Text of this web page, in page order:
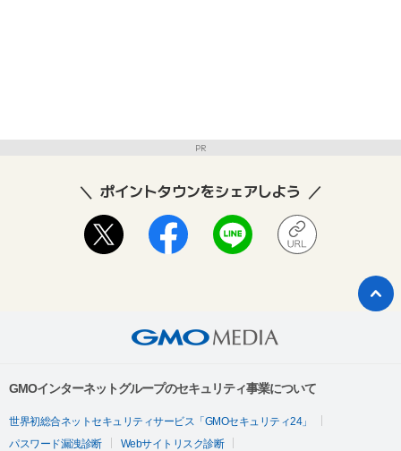
PR
ポイントタウンをシェアしよう
GMOインターネットグループのセキュリティ事業について
世界初総合ネットセキュリティサービス「GMOセキュリティ24」
パスワード漏洩診断
Webサイトリスク診断